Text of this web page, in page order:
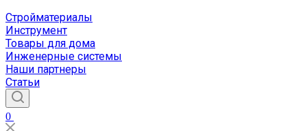
Стройматериалы
Инструмент
Товары для дома
Инженерные системы
Наши партнеры
Статьи
0